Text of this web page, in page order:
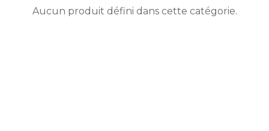
Aucun produit défini dans cette catégorie.